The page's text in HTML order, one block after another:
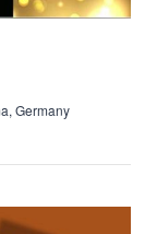
Germany